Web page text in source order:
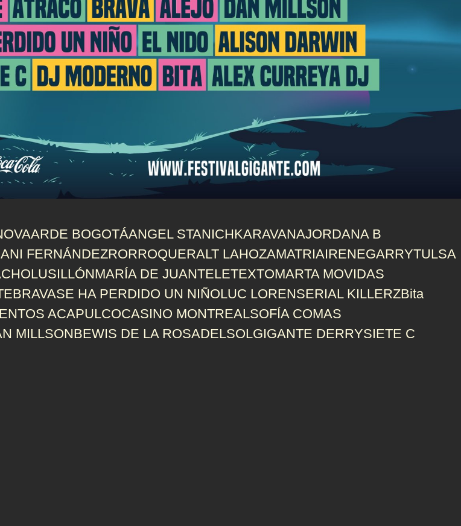
ARDE BOGOTÁANGEL STANICHKARAVANAJORDANA B
FERNÁNDEZRORROQUERALT LAHOZAMATRIAIRENEGARRYTULSA
LUSILLÓNMARÍA DE JUANTELETEXTOMARTA MOVIDAS
BRAVASE HA PERDIDO UN NIÑOLUC LORENSERIAL KILLERZBita
ACAPULCOCASINO MONTREALSOFÍA COMAS
MILLSONBEWIS DE LA ROSADELSOLGIGANTE DERRYSIETE C